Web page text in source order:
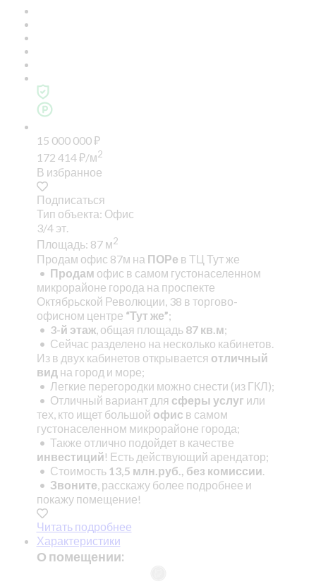
15 000 000₽
172 414₽/м2
В избранное
Подписаться
Тип объекта: Офис
3/4 эт.
Площадь: 87 м2
Продам офис 87м на ПОРе в ТЦ Тут же
• Продам офис в самом густонаселенном
микрорайоне города на проспекте
Октябрьской Революции, 38 в торгово-
офисном центре “Тут же”;
• 3-й этаж, общая площадь 87 кв.м;
• Сейчас разделено на несколько кабинетов.
Из в двух кабинетов открывается отличный
вид на город и море;
• Легкие перегородки можно снести (из ГКЛ);
• Отличный вариант для сферы услуг или
тех, кто ищет большой офис в самом
густонаселенном микрорайоне города;
• Также отлично подойдет в качестве
инвестиций! Есть действующий арендатор;
• Стоимость13,5 млн.руб., без комиссии
• Звоните , расскажу более подробнее и
покажу помещение!
Читать подробнее
Характеристики
О помещении: